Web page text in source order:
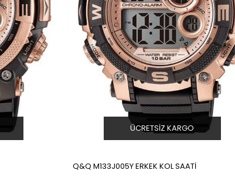
Q&Q M133J005Y ERKEK KOL SAATİ
ÜCRETSIZ KARGO